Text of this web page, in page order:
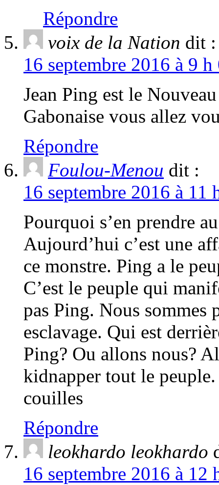
Répondre
voix de la Nation dit :
16 septembre 2016 à 9
Jean Ping est le
Gabonaise vous allez
Répondre
Foulou-Menou dit :
16 septembre 2016 à
Pourquoi s’en prendre
Aujourd’hui c’est une
ce monstre. Ping a le
C’est le peuple qui
pas Ping. Nous sommes
esclavage. Qui est
Ping? Ou allons nous?
kidnapper tout le peuple.
couilles
Répondre
leokhardo leokhardo
16 septembre 2016 à